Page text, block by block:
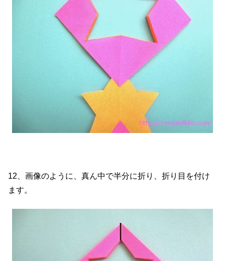
12、画像のように、真ん中で半分に折り、折り目を付け
ます。